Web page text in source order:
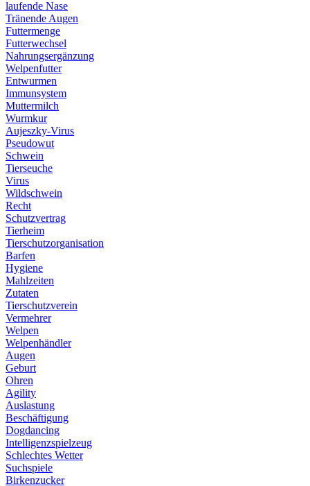
laufende Nase
Tränende Augen
Futtermenge
Futterwechsel
Nahrungsergänzung
Welpenfutter
Entwurmen
Immunsystem
Muttermilch
Wurmkur
Aujeszky-Virus
Pseudowut
Schwein
Tierseuche
Virus
Wildschwein
Recht
Schutzvertrag
Tierheim
Tierschutzorganisation
Barfen
Hygiene
Mahlzeiten
Zutaten
Tierschutzverein
Vermehrer
Welpen
Welpenhändler
Augen
Geburt
Ohren
Agility
Auslastung
Beschäftigung
Dogdancing
Intelligenzspielzeug
Schlechtes Wetter
Suchspiele
Birkenzucker